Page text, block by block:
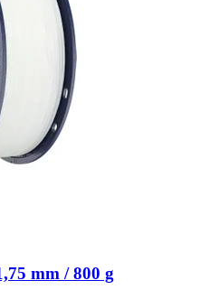
mm / 800 g